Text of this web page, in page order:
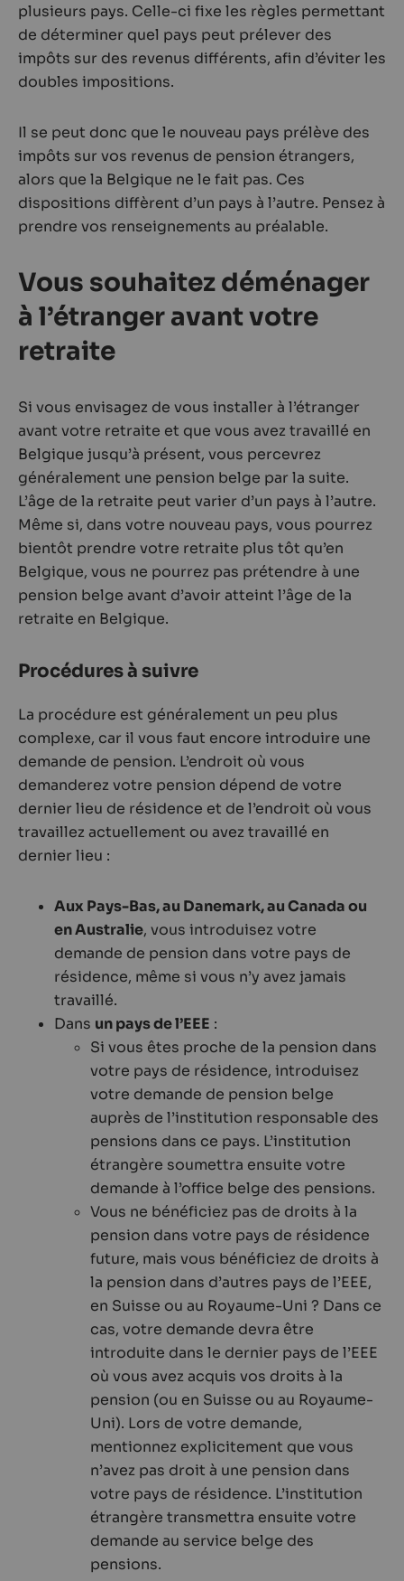
plusieurs pays. Celle-ci fixe les règles permettant
de déterminer quel pays peut prélever des
impôts sur des revenus différents, afin d’éviter les
doubles impositions.
Il se peut donc que le nouveau pays prélève des
impôts sur vos revenus de pension étrangers,
alors que la Belgique ne le fait pas. Ces
dispositions diffèrent d’un pays à l’autre. Pensez à
prendre vos renseignements au préalable.
Vous souhaitez déménager
à l’étranger avant votre
retraite
Si vous envisagez de vous installer à l’étranger
avant votre retraite et que vous avez travaillé en
Belgique jusqu’à présent, vous percevrez
généralement une pension belge par la suite.
L’âge de la retraite peut varier d’un pays à l’autre.
Même si, dans votre nouveau pays, vous pourrez
bientôt prendre votre retraite plus tôt qu’en
Belgique, vous ne pourrez pas prétendre à une
pension belge avant d’avoir atteint l’âge de la
retraite en Belgique.
Procédures à suivre
La procédure est généralement un peu plus
complexe, car il vous faut encore introduire une
demande de pension. L’endroit où vous
demanderez votre pension dépend de votre
dernier lieu de résidence et de l’endroit où vous
travaillez actuellement ou avez travaillé en
dernier lieu :
Aux Pays-Bas, au Danemark, au Canada ou
en Australie, vous introduisez votre
demande de pension dans votre pays de
résidence, même si vous n’y avez jamais
travaillé.
Dans un pays de l’EEE :
Si vous êtes proche de la pension dans
votre pays de résidence, introduisez
votre demande de pension belge
auprès de l’institution responsable des
pensions dans ce pays. L’institution
étrangère soumettra ensuite votre
demande à l’office belge des pensions.
Vous ne bénéficiez pas de droits à la
pension dans votre pays de résidence
future, mais vous bénéficiez de droits à
la pension dans d’autres pays de l’EEE,
en Suisse ou au Royaume-Uni ? Dans ce
cas, votre demande devra être
introduite dans le dernier pays de l’EEE
où vous avez acquis vos droits à la
pension (ou en Suisse ou au Royaume-
Uni). Lors de votre demande,
mentionnez explicitement que vous
n’avez pas droit à une pension dans
votre pays de résidence. L’institution
étrangère transmettra ensuite votre
demande au service belge des
pensions.